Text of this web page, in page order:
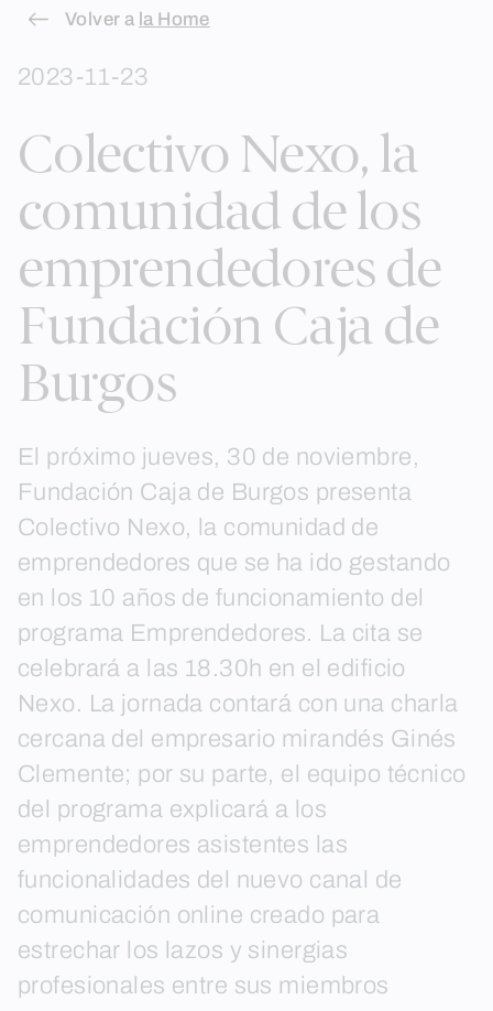
Skip
content
Volver a la Home
2023-11-23
Colectivo Nexo, la
comunidad de los
emprendedores de
Fundación Caja de
Burgos
El próximo jueves, 30 de noviembre,
Fundación Caja de Burgos presenta
Colectivo Nexo, la comunidad de
emprendedores que se ha ido gestando
en los 10 años de funcionamiento del
programa Emprendedores. La cita se
celebrará a las 18.30h en el edificio
Nexo. La jornada contará con una charla
cercana del empresario mirandés Ginés
Clemente; por su parte, el equipo técnico
del programa explicará a los
emprendedores asistentes las
funcionalidades del nuevo canal de
comunicación online creado para
estrechar los lazos y sinergias
profesionales entre sus miembros